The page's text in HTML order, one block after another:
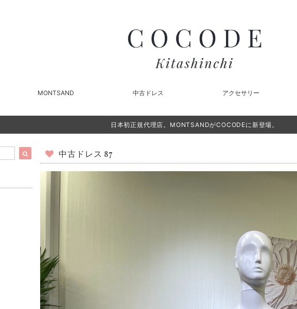
MONTSAND 中古ドレス アクセサリー
日本初正規代理店。MONTSANDがCOCODEに新登場。
中古ドレス 87